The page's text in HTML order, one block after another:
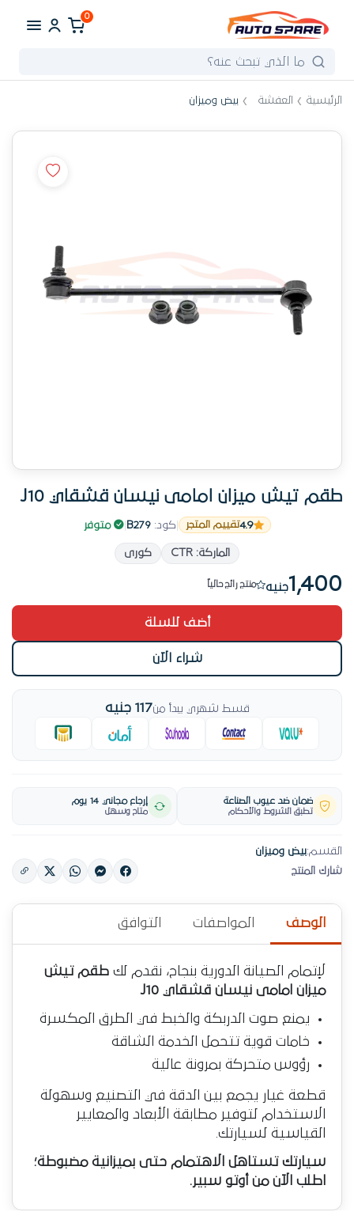
0
الرئيسية العفشة بيض وميزان
طقم تيش ميزان امامى نيسان قشقاي J10
4.9تقييم المتجر كود:B279
| متوفر
الماركة: CTR كورى
1,400جنيه
المنتج ده يستاهل — اطلبه
منتج رائج حالياً
16 طلب خلال الأسبوع الأخير
أضف للسلة
شراء الآن
قسط شهري يبدأ من117 جنيه
ضمان ضد عيوب الصناعة
تطبق الشروط والأحكام
إرجاع مجاني 14 يوم
متاح وسهل
القسم:بيض وميزان
شارك المنتج
الوصف المواصفات التوافق
لإتمام الصيانة الدورية بنجاح، نقدم لك طقم تيش
ميزان امامى نيسان قشقاي J10
يمنع صوت الدربكة والخبط في الطرق المكسرة
خامات قوية تتحمل الخدمة الشاقة
رؤوس متحركة بمرونة عالية
قطعة غيار يجمع بين الدقة في التصنيع وسهولة
الاستخدام لتوفير مطابقة الأبعاد والمعايير
القياسية لسيارتك.
سيارتك تستاهل الاهتمام حتى بميزانية مضبوطة؛
اطلب الآن من أوتو سبير.